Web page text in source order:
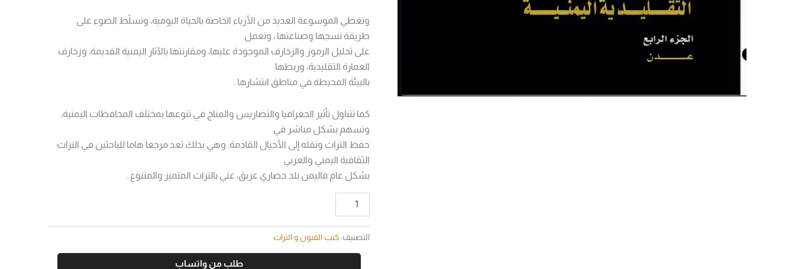
وتغطي الموسوعة العديد من الأزياء الخاصة بالحياة اليومية، وتسلّط الضوء على
طريقة نسجها وصناعتها ، وتعمل
على تحليل الرموز والزخارف الموجودة عليها، ومقارنتها بالآثار اليمنية القديمة، وزخارف
العمارة التقليدية، وربطها
بالبيئة المحيطة في مناطق انتشارها .
كما تتناول تأثير الجغرافيا والتضاريس والمناخ في تنوعها بمختلف المحافظات اليمنية،
وتسهم بشكل مباشر في
حفظ التراث ونقله إلى الأجيال القادمة. وهي بذلك تعد مرجعا هاما للباحثين في التراث
الثقافية اليمني والعربي
بشكل عام فاليمن بلد حضاري عريق، غني بالتراث المتميز والمتنوع .
التصنيف:كتب الفنون و التراث
طلب من واتساب